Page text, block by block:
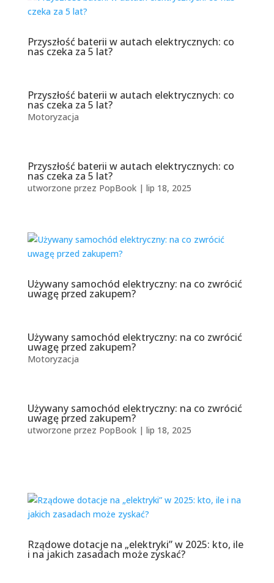
Przyszłość baterii w autach elektrycznych: co
nas czeka za 5 lat?
Przyszłość baterii w autach elektrycznych: co
nas czeka za 5 lat?
Motoryzacja
Przyszłość baterii w autach elektrycznych: co
nas czeka za 5 lat?
utworzone przez PopBook| lip 18, 2025
Używany samochód elektryczny: na co zwrócić
uwagę przed zakupem?
Używany samochód elektryczny: na co zwrócić
uwagę przed zakupem?
Motoryzacja
Używany samochód elektryczny: na co zwrócić
uwagę przed zakupem?
utworzone przez PopBook| lip 18, 2025
Rządowe dotacje na „elektryki” w 2025: kto, ile
i na jakich zasadach może zyskać?